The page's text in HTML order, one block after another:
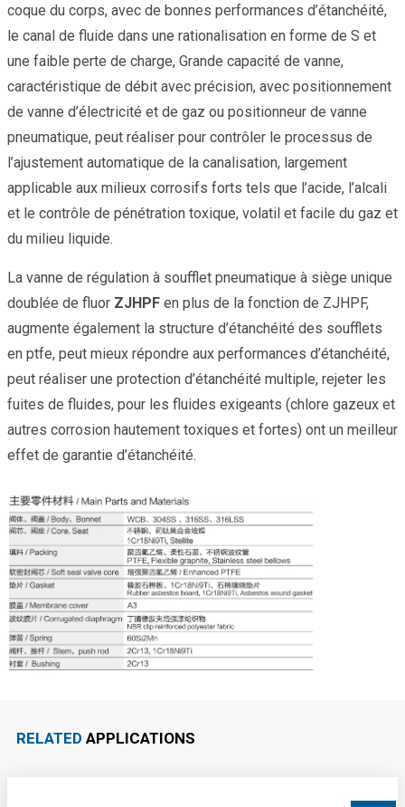
coque du corps, avec de bonnes performances d’étanchéité,
le canal de fluide dans une rationalisation en forme de S et
une faible perte de charge, Grande capacité de vanne,
caractéristique de débit avec précision, avec positionnement
de vanne d’électricité et de gaz ou positionneur de vanne
pneumatique, peut réaliser pour contrôler le processus de
l’ajustement automatique de la canalisation, largement
applicable aux milieux corrosifs forts tels que l’acide, l’alcali
et le contrôle de pénétration toxique, volatil et facile du gaz et
du milieu liquide.
La vanne de régulation à soufflet pneumatique à siège unique
doublée de fluor ZJHPF en plus de la fonction de ZJHPF,
augmente également la structure d’étanchéité des soufflets
en ptfe, peut mieux répondre aux performances d’étanchéité,
peut réaliser une protection d’étanchéité multiple, rejeter les
fuites de fluides, pour les fluides exigeants (chlore gazeux et
autres corrosion hautement toxiques et fortes) ont un meilleur
effet de garantie d’étanchéité.
RELATED APPLICATIONS